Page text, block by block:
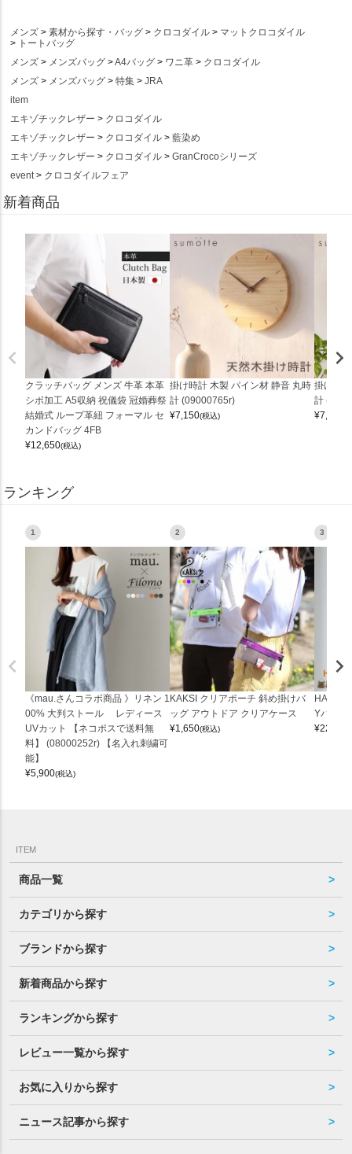
メンズ 素材から探す・バッグ クロコダイル
マットクロコダイル
トートバッグ
メンズ
メンズバッグ A4バッグ ワニ革
クロコダイル
メンズ
メンズバッグ 特集
JRA
item
エキゾチックレザー
クロコダイル
エキゾチックレザー
クロコダイル
藍染め
エキゾチックレザー
クロコダイル
GranCrocoシリーズ
event
クロコダイルフェア
新着商品
クラッチバッグ メンズ 牛革 本革
シボ加工 A5収納 祝儀袋 冠婚葬祭
結婚式 ループ革紐 フォーマル セ
カンドバッグ 4FB
¥12,650(税込)
掛け時計 木製 パイン材 静音 丸時
計 (09000765r)
¥7,150(税込)
掛け時
計
¥7,150
ランキング
1
《mau.さんコラボ商品 》リネン 1
00% 大判ストール レディース
UVカット 【ネコポスで送料無
料】 (08000252r) 【名入れ刺繍可
能】
¥5,900(税込)
2
KAKSI クリアポーチ 斜め掛けバ
ッグ アウトドア クリアケース
¥1,650(税込)
3
Yバッグ
¥22,000
ITEM
商品一覧
カテゴリから探す
ブランドから探す
新着商品から探す
ランキングから探す
レビュー一覧から探す
お気に入りから探す
ニュース記事から探す